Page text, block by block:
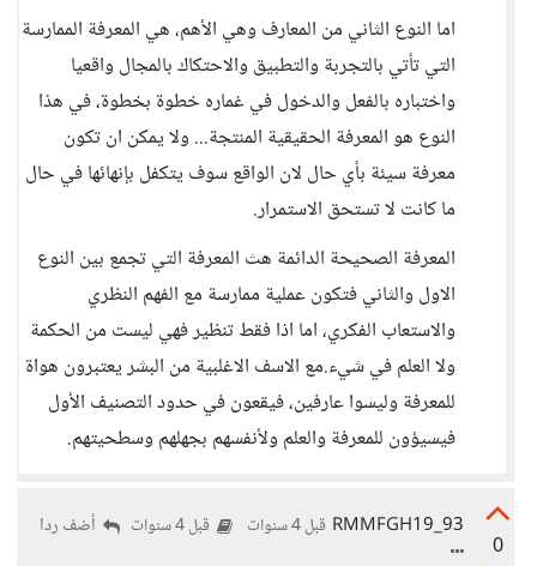
اما النوع الثاني من المعارف وهي الأهم، هي المعرفة الممارسة
التي تأتي بالتجربة والتطبيق والاحتكاك بالمجال واقعيا
واختباره بالفعل والدخول في غماره خطوة بخطوة، في هذا
النوع هو المعرفة الحقيقية المنتجة... ولا يمكن ان تكون
معرفة سيئة بأي حال لان الواقع سوف يتكفل بإنهائها في حال
ما كانت لا تستحق الاستمرار.
المعرفة الصحيحة الدائمة هث المعرفة التي تجمع بين النوع
الاول والثاني فتكون عملية ممارسة مع الفهم النظري
والاستعاب الفكري، اما اذا فقط تنظير فهي ليست من الحكمة
ولا العلم في شيء.مع الاسف الاغلبية من البشر يعتبرون هواة
للمعرفة وليسوا عارفين، فيقعون في حدود التصنيف الأول
فيسيؤون للمعرفة والعلم ولأنفسهم بجهلهم وسطحيتهم.
0
RMMFGH19_93 قبل 4 سنوات قبل 4 سنوات أضف ردا